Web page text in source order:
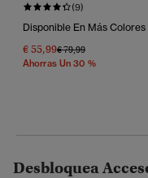
(9)
Disponible En Más Colores
€ 55,99Precio Rebajado De
€ 79,99A
Ahorras Un 30 %
Desbloquea